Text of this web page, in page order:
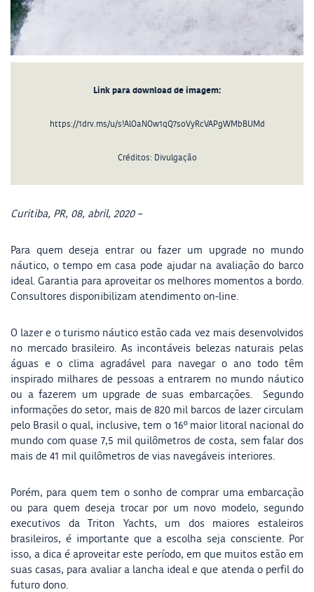
Link para download de imagem:
https://1drv.ms/u/s!AlOaNOw1qQ7soVyRcVAPgWMbBUMd
Créditos: Divulgação
Curitiba, PR, 08, abril, 2020 –
Para quem deseja entrar ou fazer um upgrade no mundo
náutico, o tempo em casa pode ajudar na avaliação do barco
ideal. Garantia para aproveitar os melhores momentos a bordo.
Consultores disponibilizam atendimento on-line.
O lazer e o turismo náutico estão cada vez mais desenvolvidos
no mercado brasileiro. As incontáveis belezas naturais pelas
águas e o clima agradável para navegar o ano todo têm
inspirado milhares de pessoas a entrarem no mundo náutico
ou a fazerem um upgrade de suas embarcações. Segundo
informações do setor, mais de 820 mil barcos de lazer circulam
pelo Brasil o qual, inclusive, tem o 16º maior litoral nacional do
mundo com quase 7,5 mil quilômetros de costa, sem falar dos
mais de 41 mil quilômetros de vias navegáveis interiores.
Porém, para quem tem o sonho de comprar uma embarcação
ou para quem deseja trocar por um novo modelo, segundo
executivos da Triton Yachts, um dos maiores estaleiros
brasileiros, é importante que a escolha seja consciente. Por
isso, a dica é aproveitar este período, em que muitos estão em
suas casas, para avaliar a lancha ideal e que atenda o perfil do
futuro dono.